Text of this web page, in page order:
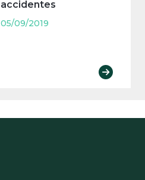
accidentes
05/09/2019